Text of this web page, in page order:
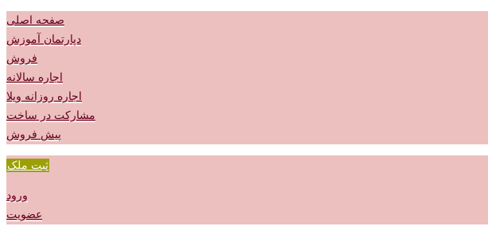
صفحه اصلی
دپارتمان آموزش
فروش
اجاره سالانه
اجاره روزانه ویلا
مشارکت در ساخت
پیش فروش
ثبت ملک
ورود
عضویت